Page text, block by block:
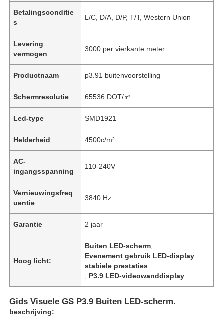
Betalingsconditie
s
L/C, D/A, D/P, T/T, Western Union
Levering
vermogen
3000 per vierkante meter
Productnaam p3.91 buitenvoorstelling
Schermresolutie 65536 DOT/㎡
Led-type SMD1921
Helderheid 4500c/m²
AC-
ingangsspanning
110-240V
Vernieuwingsfreq
uentie
3840 Hz
Garantie 2 jaar
Hoog licht:
Buiten LED-scherm
Evenement gebruik LED-display
stabiele prestaties
P3.9 LED-videowanddisplay
Gids Visuele GS P3.9 Buiten LED-scherm.
beschrijving: